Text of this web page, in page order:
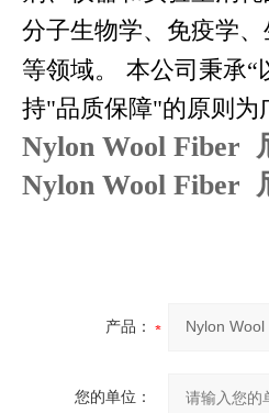
分子生物学、免疫学
等领域。
本公司秉承“
持"品质保障"的原则为
Nylon Wool Fiber
Nylon Wool Fiber
产品：
您的单位：